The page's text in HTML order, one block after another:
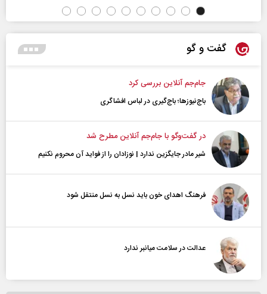
گفت و گو
جام‌جم آنلاین بررسی کرد
باج‌نیوزها؛ باج‌گیری در لباس افشاگری
در گفت‌و‌گو با جام‌جم آنلاین مطرح شد
شیر مادر جایگزین ندارد | نوزادان را از فواید آن محروم نکنیم
فرهنگ اهدای خون باید نسل به نسل منتقل شود
عدالت در سلامت میانبر ندارد